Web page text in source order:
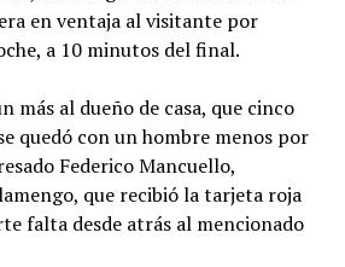
en ventaja al visitante por
a 10 minutos del final.
más al dueño de casa, que cinco
quedó con un hombre menos por
Federico Mancuello,
que recibió la tarjeta roja
falta desde atrás al mencionado